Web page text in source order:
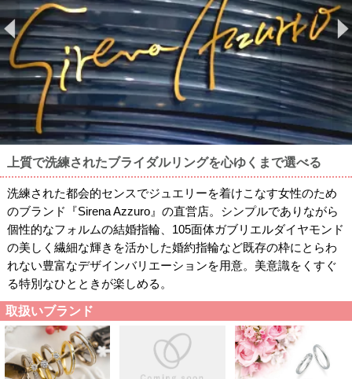
上質で洗練されたブライダルリングを心ゆくまで選べる
洗練された都会的センスでジュエリーを着けこなす女性のため
のブランド『Sirena Azzuro』の直営店。シンプルでありながら
個性的なフォルムの結婚指輪、105面体ガブリエルダイヤモンド
の美しく繊細な輝きを活かした婚約指輪など既存の枠にとらわ
れない豊富なデザインバリエーションを用意。美意識をくすぐ
る特別なひとときが楽しめる。
取扱いブランド